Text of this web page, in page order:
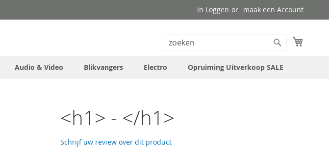
in Loggen maak een Account
Search
Audio & Video Blikvangers Electro Opruiming Uitverkoop SALE
<h1> - </h1>
Schrijf uw review over dit product